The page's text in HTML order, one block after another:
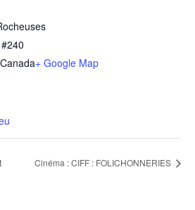
Canada+ Google Map
Cinéma : CIFF : FOLICHONNERIES